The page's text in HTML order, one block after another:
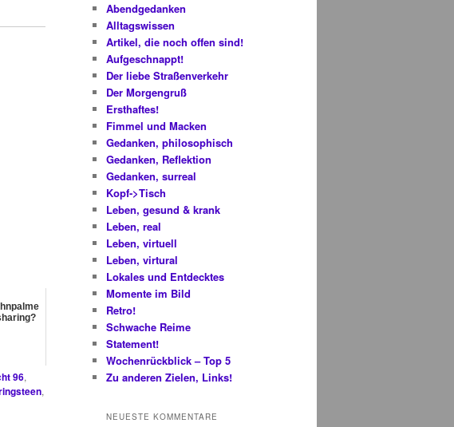
96,
,
Abendgedanken
Alltagswissen
Artikel, die noch offen sind!
Aufgeschnappt!
Der liebe Straßenverkehr
Der Morgengruß
Ersthaftes!
Fimmel und Macken
Gedanken, philosophisch
Gedanken, Reflektion
Gedanken, surreal
Kopf->Tisch
Leben, gesund & krank
Leben, real
Leben, virtuell
Leben, virtural
Lokales und Entdecktes
Momente im Bild
Retro!
Schwache Reime
Statement!
Wochenrückblick – Top 5
Zu anderen Zielen, Links!
NEUESTE KOMMENTARE